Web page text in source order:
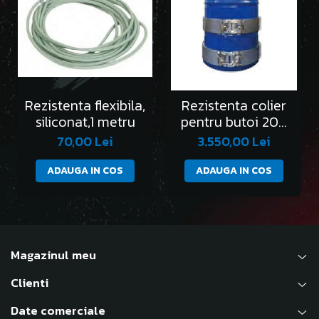
Rezistenta flexibila,
siliconat,1 metru
70,00 Lei
ADAUGA IN COS
Rezistenta colier
pentru butoi 200
l-set 2 bucati
3.550,00 Lei
ADAUGA IN COS
Magazinul meu
Clienti
Date comerciale